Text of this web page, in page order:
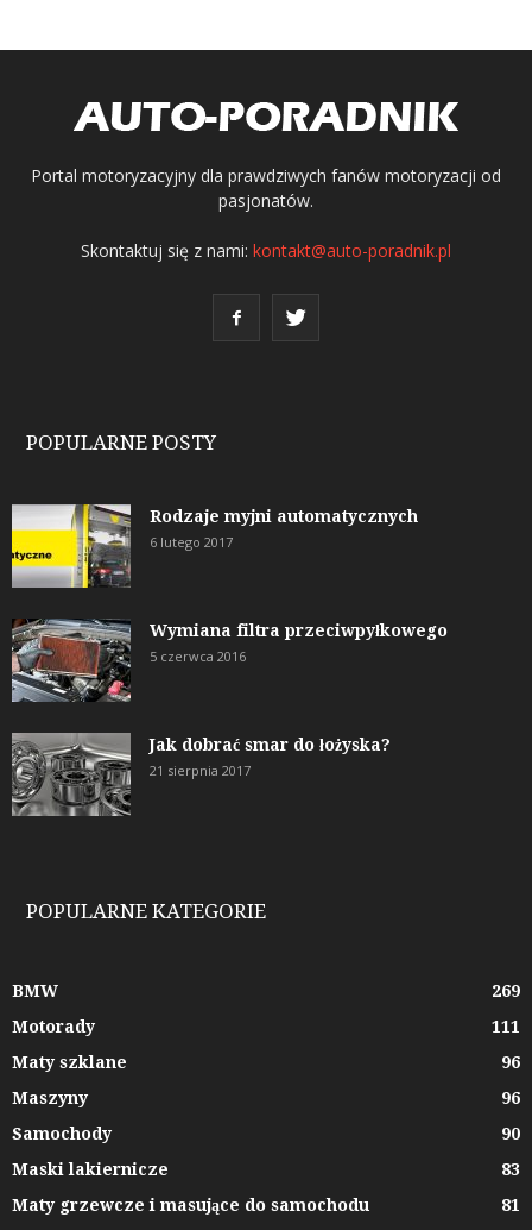
Portal motoryzacyjny dla prawdziwych fanów motoryzacji od
pasjonatów.
Skontaktuj się z nami: kontakt@auto-poradnik.pl
POPULARNE POSTY
Rodzaje myjni automatycznych
6 lutego 2017
Wymiana filtra przeciwpyłkowego
5 czerwca 2016
Jak dobrać smar do łożyska?
21 sierpnia 2017
POPULARNE KATEGORIE
BMW
269
Motorady
111
Maty szklane
96
Maszyny
96
Samochody
90
Maski lakiernicze
83
Maty grzewcze i masujące do samochodu
81